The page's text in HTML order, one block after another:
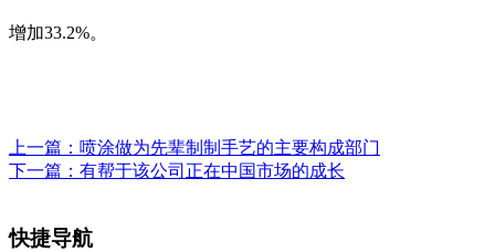
增加33.2%。
上一篇： 喷涂做为先辈制制手艺的主要构成部门
下一篇： 有帮于该公司正在中国市场的成长
快捷导航